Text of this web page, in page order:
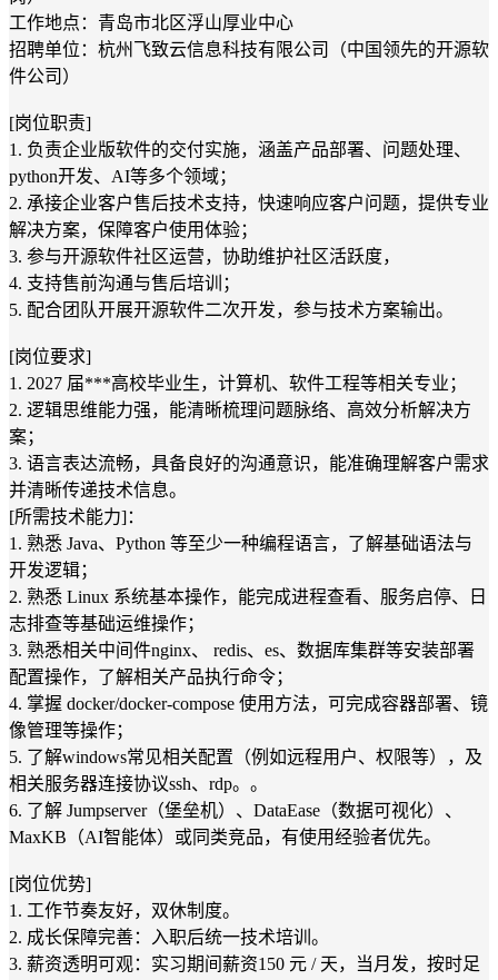
工作地点：青岛市北区浮山厚业中心
招聘单位：杭州飞致云信息科技有限公司（中国领先的开源软
件公司）
[岗位职责]
1. 负责企业版软件的交付实施，涵盖产品部署、问题处理、
python开发、AI等多个领域；
2. 承接企业客户售后技术支持，快速响应客户问题，提供专业
解决方案，保障客户使用体验；
3. 参与开源软件社区运营，协助维护社区活跃度，
4. 支持售前沟通与售后培训；
5. 配合团队开展开源软件二次开发，参与技术方案输出。
[岗位要求]
1. 2027 届***高校毕业生，计算机、软件工程等相关专业；
2. 逻辑思维能力强，能清晰梳理问题脉络、高效分析解决方
案；
3. 语言表达流畅，具备良好的沟通意识，能准确理解客户需求
并清晰传递技术信息。
[所需技术能力]：
1. 熟悉 Java、Python 等至少一种编程语言，了解基础语法与
开发逻辑；
2. 熟悉 Linux 系统基本操作，能完成进程查看、服务启停、日
志排查等基础运维操作；
3. 熟悉相关中间件nginx、 redis、es、数据库集群等安装部署
配置操作，了解相关产品执行命令；
4. 掌握 docker/docker-compose 使用方法，可完成容器部署、镜
像管理等操作；
5. 了解windows常见相关配置（例如远程用户、权限等），及
相关服务器连接协议ssh、rdp。。
6. 了解 Jumpserver（堡垒机）、DataEase（数据可视化）、
MaxKB（AI智能体）或同类竞品，有使用经验者优先。
[岗位优势]
1. 工作节奏友好，双休制度。
2. 成长保障完善：入职后统一技术培训。
3. 薪资透明可观：实习期间薪资150 元 / 天，当月发，按时足